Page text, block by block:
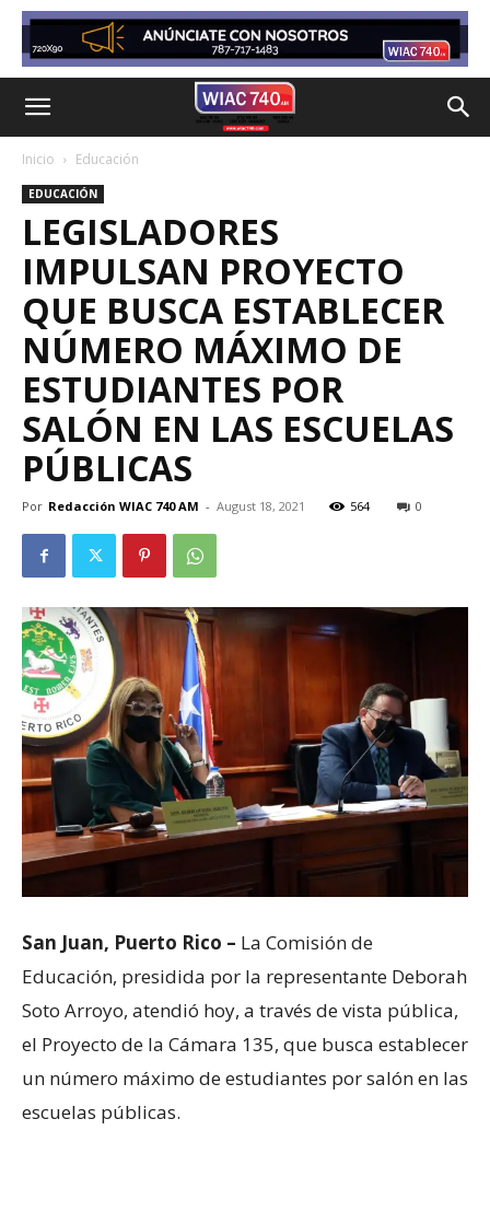
Inicio Educación
EDUCACIÓN
LEGISLADORES
IMPULSAN PROYECTO
QUE BUSCA ESTABLECER
NÚMERO MÁXIMO DE
ESTUDIANTES POR
SALÓN EN LAS ESCUELAS
PÚBLICAS
Por Redacción WIAC 740 AM - August 18, 2021 564 0
San Juan, Puerto Rico – La Comisión de
Educación, presidida por la representante Deborah
Soto Arroyo, atendió hoy, a través de vista pública,
el Proyecto de la Cámara 135, que busca establecer
un número máximo de estudiantes por salón en las
escuelas públicas.